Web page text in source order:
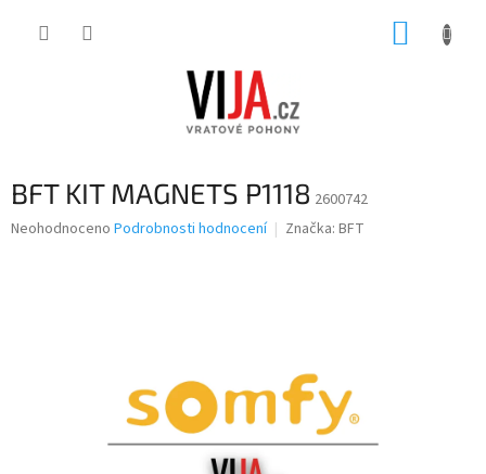
BFT KIT MAGNETS P1118 2600742
Průměrné
Neohodnoceno Podrobnosti hodnocení Značka: BFT